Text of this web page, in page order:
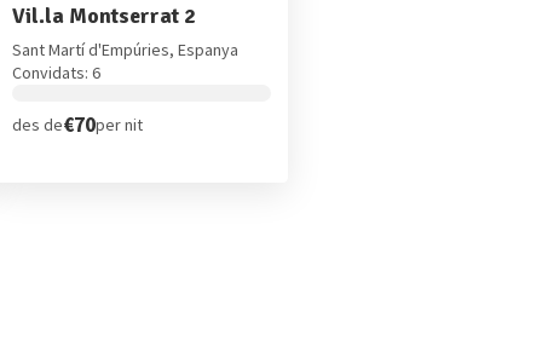
Vil.la Montserrat 2
Sant Martí d'Empúries, Espanya
Convidats: 6
des de€70per nit